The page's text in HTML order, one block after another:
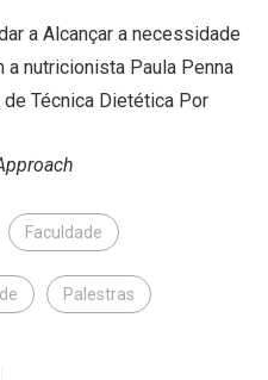
a Alcançar a necessidade
nutricionista Paula Penna
de Técnica Dietética Por
Faculdade
Palestras